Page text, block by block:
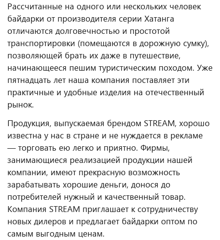
Рассчитанные на одного или нескольких человек
байдарки от производителя серии Хатанга
отличаются долговечностью и простотой
транспортировки (помещаются в дорожную сумку),
позволяющей брать их даже в путешествие,
начинающееся пешим туристическим походом. Уже
пятнадцать лет наша компания поставляет эти
практичные и удобные изделия на отечественный
рынок.
Продукция, выпускаемая брендом STREAM, хорошо
известна у нас в стране и не нуждается в рекламе
— торговать ею легко и приятно. Фирмы,
занимающиеся реализацией продукции нашей
компании, имеют прекрасную возможность
зарабатывать хорошие деньги, донося до
потребителей нужный и качественный товар.
Компания STREAM приглашает к сотрудничеству
новых дилеров и предлагает байдарки оптом по
самым выгодным ценам.